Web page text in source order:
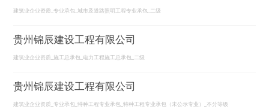
建筑业企业资质_专业承包_城市及道路照明工程专业承包_二级
贵州锦辰建设工程有限公司
建筑业企业资质_施工总承包_电力工程施工总承包_二级
贵州锦辰建设工程有限公司
建筑业企业资质_专业承包_特种工程专业承包_特种工程专业承包（未公示专业）_不分等级